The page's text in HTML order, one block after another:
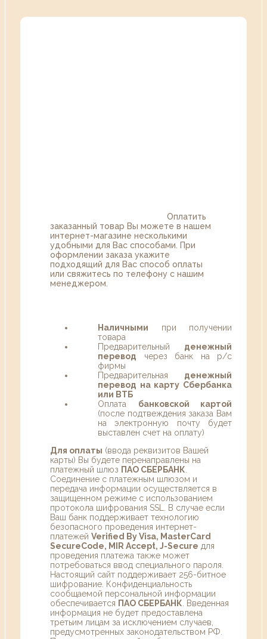
Оплатить
заказанный товар Вы можете в нашем
интернет-магазине несколькими
удобными для Вас способами. При
оформлении заказа укажите
подходящий для Вас способ оплаты
или свяжитесь по телефону с нашим
менеджером.
Наличными при получении
товара
Предварительный денежный
перевод через банк на р/с
фирмы
Предварительная денежный
перевод на карту Сбербанка
или ВТБ
Оплата банковской картой
(после подтвеждения заказа Вам
на электронную почту будет
выставлен счет на оплату)
Для оплаты (ввода реквизитов Вашей
карты) Вы будете перенаправлены на
платежный шлюз ПАО СБЕРБАНК
Соединение с платежным шлюзом и
передача информации осуществляется в
защищенном режиме с использованием
протокола шифрования SSL. В случае если
Ваш банк поддерживает технологию
безопасного проведения интернет-
платежей Verified By Visa, MasterCard
SecureCode, MIR Accept, J-Secure для
проведения платежа также может
потребоваться ввод специального пароля.
Настоящий сайт поддерживает 256-битное
шифрование. Конфиденциальность
сообщаемой персональной информации
обеспечивается ПАО СБЕРБАНК . Введенная
информация не будет предоставлена
третьим лицам за исключением случаев,
предусмотренных законодательством РФ.